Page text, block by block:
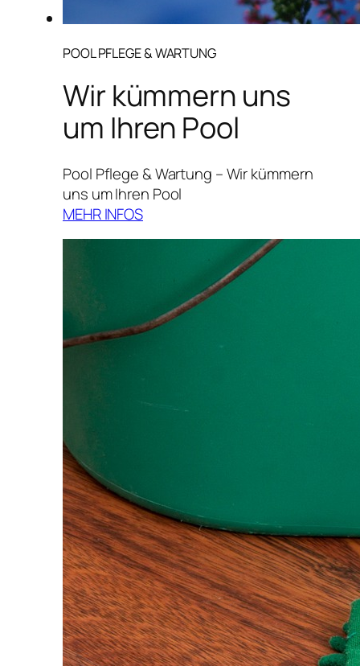
POOL PFLEGE & WARTUNG
Wir kümmern uns
um Ihren Pool
Pool Pflege & Wartung – Wir kümmern
uns um Ihren Pool
MEHR INFOS